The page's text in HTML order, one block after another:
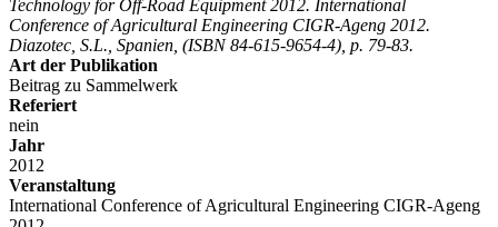
Technology for Off-Road Equipment 2012. International
Conference of Agricultural Engineering CIGR-Ageng 2012.
Diazotec, S.L., Spanien, (ISBN 84-615-9654-4), p. 79-83.
Art der Publikation
Beitrag zu Sammelwerk
Referiert
nein
Jahr
2012
Veranstaltung
International Conference of Agricultural Engineering CIGR-Ageng